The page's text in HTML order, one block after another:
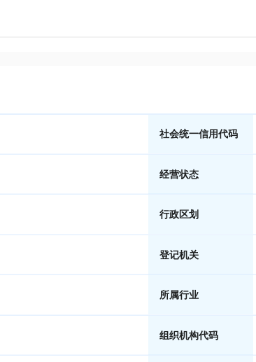
社会统一信用代码
经营状态
行政区划
登记机关
所属行业
组织机构代码